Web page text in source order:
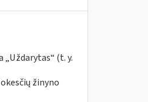
„Uždarytas“ (t. y.
žinyno